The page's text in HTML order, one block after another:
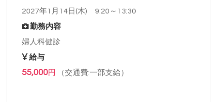
2027年1月14日(木) 9:20～13:30
勤務内容
婦人科健診
給与
55,000円 （交通費:一部支給）